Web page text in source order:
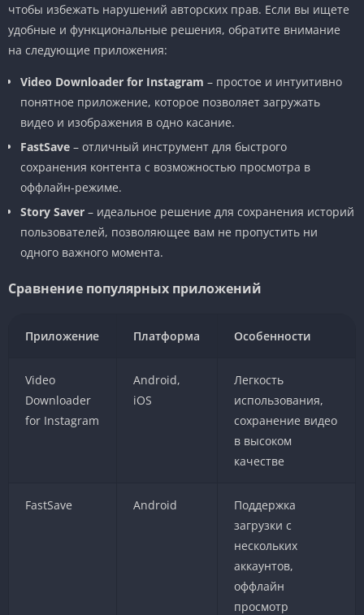
чтобы избежать нарушений авторских прав. Если вы ищете
удобные и функциональные решения, обратите внимание
на следующие приложения:
Video Downloader for Instagram – простое и интуитивно
понятное приложение, которое позволяет загружать
видео и изображения в одно касание.
FastSave – отличный инструмент для быстрого
сохранения контента с возможностью просмотра в
оффлайн-режиме.
Story Saver – идеальное решение для сохранения историй
пользователей, позволяющее вам не пропустить ни
одного важного момента.
Сравнение популярных приложений
Приложение Платформа Особенности
Video
Downloader
for Instagram
Android,
iOS
Легкость
использования,
сохранение видео
в высоком
качестве
FastSave Android
Поддержка
загрузки с
нескольких
аккаунтов,
оффлайн
просмотр